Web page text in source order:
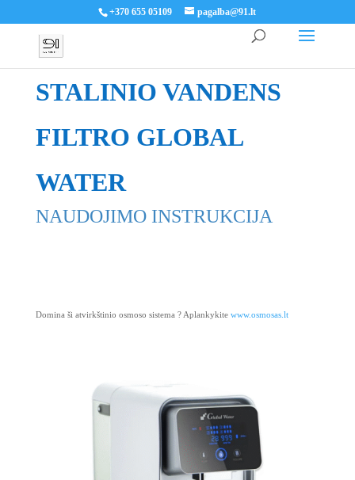
+370 655 05109 pagalba@91.lt
STALINIO VANDENS
FILTRO GLOBAL
WATER
NAUDOJIMO INSTRUKCIJA
Domina ši atvirkštinio osmoso sistema ? Aplankykite www.osmosas.lt